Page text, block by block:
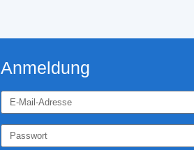
Anmeldung